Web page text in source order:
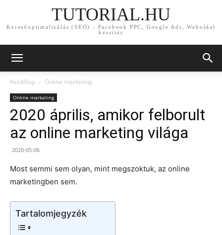
TUTORIAL.HU
Keresőoptimalizálás (SEO) - Facebook PPC, Google Ads, Weboldal
készítés
Kezdőlap Online marketing
Online marketing
2020 április, amikor felborult
az online marketing világa
2020-05-06
Most semmi sem olyan, mint megszoktuk, az online
marketingben sem.
Tartalomjegyzék